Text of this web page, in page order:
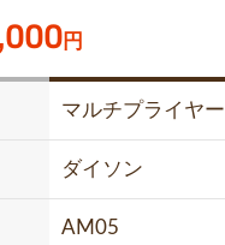
円
マルチプライヤー
ダイソン
AM05